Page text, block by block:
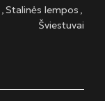
,Stalinės lempos ,
Šviestuvai